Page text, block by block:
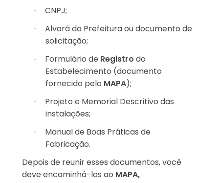
· CNPJ;
·
Alvará da Prefeitura ou documento de
solicitação;
· Formulário de Registro do
Estabelecimento (documento
fornecido pelo MAPA);
·
Projeto e Memorial Descritivo das
instalações;
·
Manual de Boas Práticas de
Fabricação.
Depois de reunir esses documentos, você
deve encaminhá-los ao MAPA,